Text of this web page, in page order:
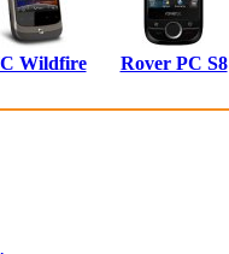
Wildfire Rover PC S8